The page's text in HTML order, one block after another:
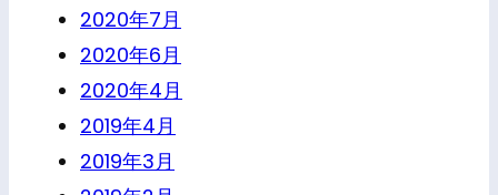
2020年7月
2020年6月
2020年4月
2019年4月
2019年3月